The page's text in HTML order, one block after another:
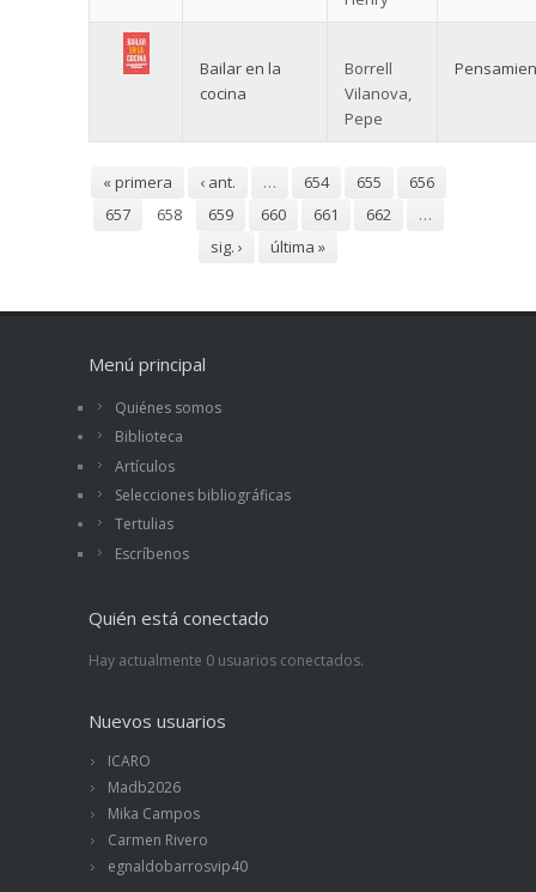
Bailar en la
cocina
Borrell
Vilanova,
Pepe
Páginas
« primera ‹ ant. … 654 655
656
657
658 659 660 661 662
…
sig. ›
última »
Menú principal
Quiénes somos
Biblioteca
Artículos
Selecciones bibliográficas
Tertulias
Escríbenos
Quién está conectado
Hay actualmente 0 usuarios conectados.
Nuevos usuarios
ICARO
Madb2026
Mika Campos
Carmen Rivero
egnaldobarrosvip40